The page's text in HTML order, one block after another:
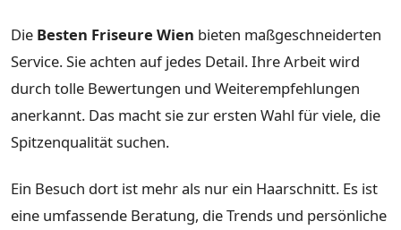
Die Besten Friseure Wien bieten maßgeschneiderten
Service. Sie achten auf jedes Detail. Ihre Arbeit wird
durch tolle Bewertungen und Weiterempfehlungen
anerkannt. Das macht sie zur ersten Wahl für viele, die
Spitzenqualität suchen.
Ein Besuch dort ist mehr als nur ein Haarschnitt. Es ist
eine umfassende Beratung, die Trends und persönliche